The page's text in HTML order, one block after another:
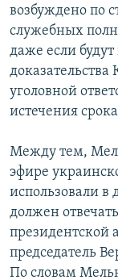
возбуждено по
служебных
даже если
доказательства
уголовной
истечения
Между тем,
эфире
использовали в
должен
президентской
председатель
По словам